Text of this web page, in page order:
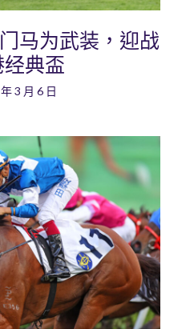
马为武装，迎战
典盃
3 月 6 日